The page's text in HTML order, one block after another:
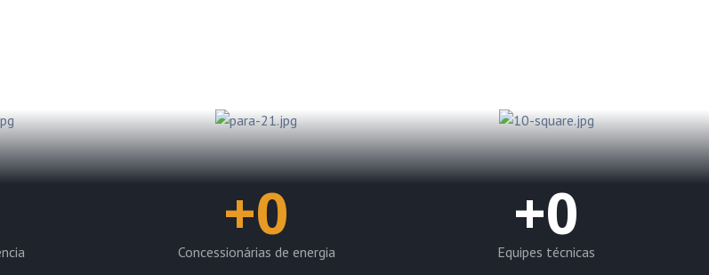
+0
Concessionárias de energia
+0
Equipes técnicas